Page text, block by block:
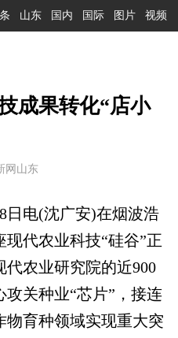
山东 国内 国际 图片 视频
成果转化“店小
网山东
电(沈广安)在烟波浩
代农业科技“硅谷”正
农业研究院的近900
关种业“芯片”，接连
物育种领域实现重大突